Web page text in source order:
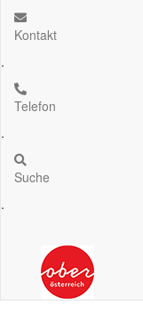
Kontakt
.
Telefon
.
Suche
.